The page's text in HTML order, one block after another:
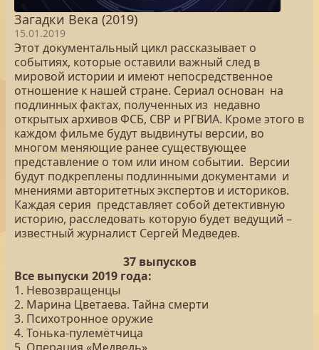
Загадки Века (2019)
15.01.2019
Этот документальный цикл рассказывает о
событиях, которые оставили важный след в
мировой истории и имеют непосредственное
отношение к нашей стране. Сериал основан на
подлинных фактах, полученных из недавно
открытых архивов ФСБ, СВР и РГВИА. Кроме этого в
каждом фильме будут выдвинуты версии, во
многом меняющие ранее существующее
представление о том или ином событии. Версии
будут подкреплены подлинными документами и
мнениями авторитетных экспертов и историков.
Каждая серия представляет собой детективную
историю, расследовать которую будет ведущий –
известный журналист Сергей Медведев.
37 выпусков
Все выпуски 2019 года:
1. Невозвращенцы
2. Марина Цветаева. Тайна смерти
3. Психотронное оружие
4. Тонька-пулемётчица